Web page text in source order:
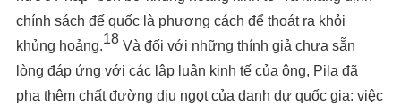
chính sách đế quốc là phương cách để thoát ra khỏi
khủng hoảng.18 Và đối với những thính giả chưa sẵn
lòng đáp ứng với các lập luận kinh tế của ông, Pila đã
pha thêm chất đường dịu ngọt của danh dự quốc gia: việc